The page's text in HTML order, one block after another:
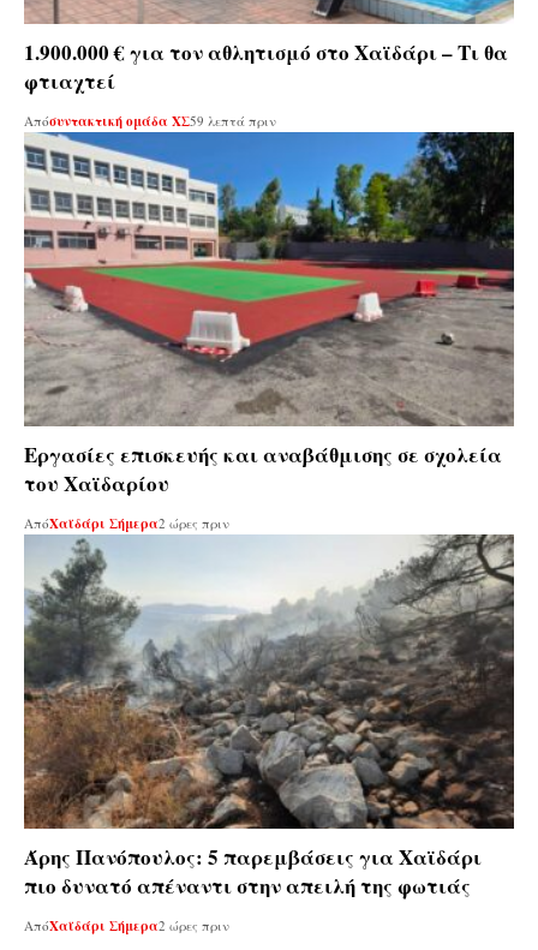
1.900.000 € για τον αθλητισμό στο Χαϊδάρι – Τι θα
φτιαχτεί
Απόσυντακτική ομάδα ΧΣ59 λεπτά πριν
Εργασίες επισκευής και αναβάθμισης σε σχολεία
του Χαϊδαρίου
ΑπόΧαϊδάρι Σήμερα2 ώρες πριν
Άρης Πανόπουλος: 5 παρεμβάσεις για Χαϊδάρι
πιο δυνατό απέναντι στην απειλή της φωτιάς
ΑπόΧαϊδάρι Σήμερα2 ώρες πριν